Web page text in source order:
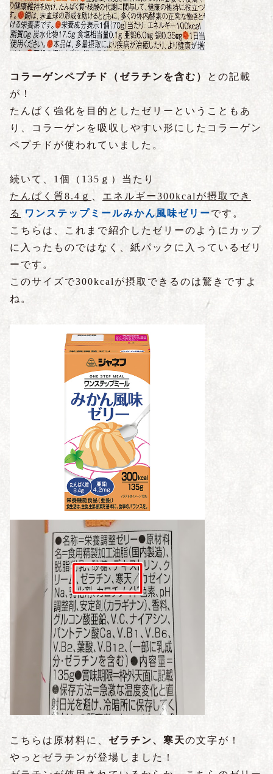
コラーゲンペプチド（ゼラチンを含む）
との記載
が！
たんぱく強化を目的としたゼリーということもあ
り、コラーゲンを吸収しやすい形にしたコラーゲン
ペプチドが使われていました。
続いて、1個（135ｇ）当たり
たんぱく質8.4ｇ 、 エネルギー300kcalが摂取でき
る
ワンステップミールみかん風味ゼリーです。
こちらは、これまで紹介したゼリーのようにカップ
に入ったものではなく、紙パックに入っているゼリ
ーです。
このサイズで300kcalが摂取できるのは驚きですよ
ね。
こちらは原材料に、 ゼラチン、寒天の文字が！
やっとゼラチンが登場しました！